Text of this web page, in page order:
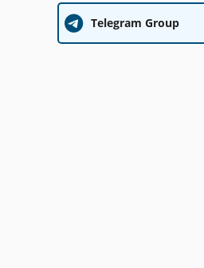
Telegram Group